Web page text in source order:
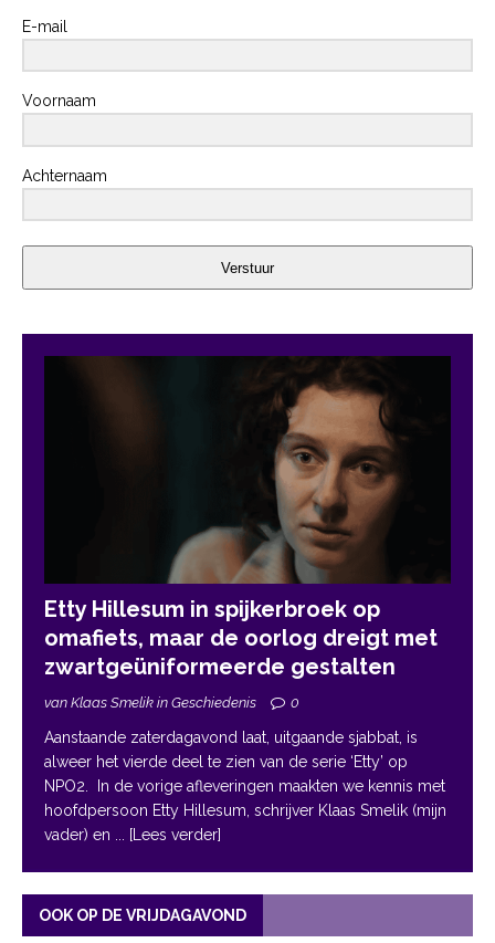
E-mail
Voornaam
Achternaam
Verstuur
Etty Hillesum in spijkerbroek op
omafiets, maar de oorlog dreigt met
zwartgeüniformeerde gestalten
van Klaas Smelik in Geschiedenis 0
Aanstaande zaterdagavond laat, uitgaande sjabbat, is
alweer het vierde deel te zien van de serie ‘Etty’ op
NPO2. In de vorige afleveringen maakten we kennis met
hoofdpersoon Etty Hillesum, schrijver Klaas Smelik (mijn
vader) en
... [Lees verder]
OOK OP DE VRIJDAGAVOND